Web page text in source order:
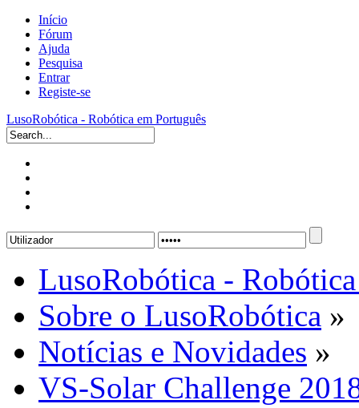
Início
Fórum
Ajuda
Pesquisa
Entrar
Registe-se
LusoRobótica - Robótica em Português
LusoRobótica -
Sobre o LusoRobótica »
Notícias e Novidades »
VS-Solar Challenge